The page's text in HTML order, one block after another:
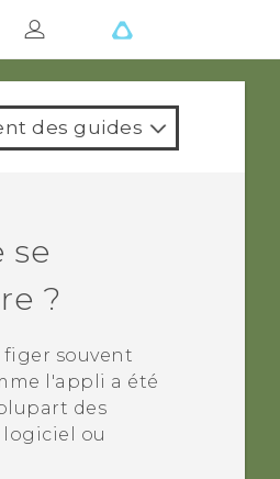
des guides
se
?
figer souvent
l'appli a été
des
ou